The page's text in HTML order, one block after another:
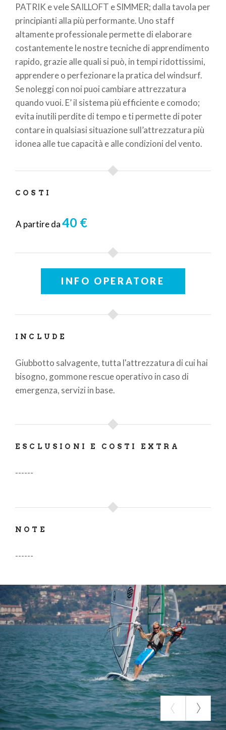
pane
PATRIK e vele SAILLOFT e SIMMER; dalla tavola per
principianti alla più performante. Uno staff
altamente professionale permette di elaborare
costantemente le nostre tecniche di apprendimento
rapido, grazie alle quali si può, in tempi ridottissimi,
apprendere o perfezionare la pratica del windsurf.
Se noleggi con noi puoi cambiare attrezzatura
quando vuoi. E’ il sistema più efficiente e comodo;
evita inutili perdite di tempo e ti permette di poter
contare in qualsiasi situazione sull’attrezzatura più
idonea alle tue capacità e alle condizioni del vento.
COSTI
A partire da40 €
INFO OPERATORE
INCLUDE
Giubbotto salvagente, tutta l'attrezzatura di cui hai
bisogno, gommone rescue operativo in caso di
emergenza, servizi in base.
ESCLUSIONI E COSTI EXTRA
------
NOTE
------